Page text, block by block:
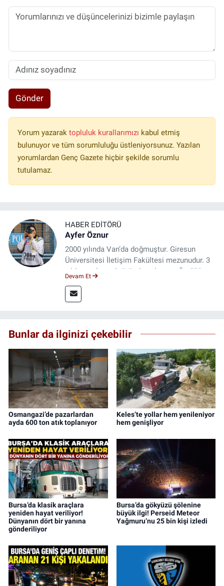
Gönder
Yorum yazarak topluluk kurallarımızı kabul etmiş
bulunuyor ve tüm sorumluluğu üstleniyorsunuz. Yazılan
yorumlardan Genç Gazete hiçbir şekilde sorumlu
tutulamaz.
HABER EDITÖRÜ
Ayfer Öznur
2000 yılında Van’da doğmuştur. Giresun
Üniversitesi İletişim Fakültesi mezunudur. 3
yıldır medya sektöründe çalışıyor. Özelikle
Devam Et
Bunlar da ilginizi çekebilir
Osmangazi’de pazarlardan
ayda 600 ton atık toplanıyor
Keles’te yollar hem yenileniyor
hem genişliyor
Bursa’da klasik araçlara
yeniden hayat veriliyor!
Dünyanın dört bir yanına
gönderiliyor
Bursa’da gökyüzü şölenine
büyük ilgi! Perseid Meteor
Yağmuru’nu 25 bin kişi izledi